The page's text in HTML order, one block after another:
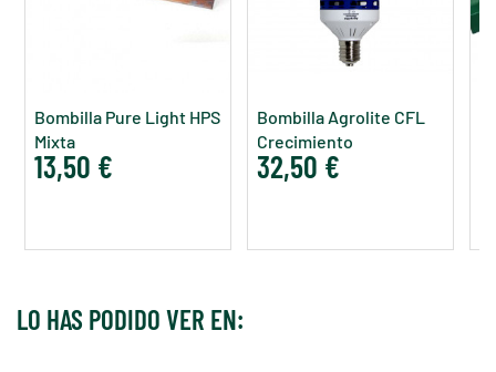
Bombilla Pure Light HPS
Mixta
13,50 €
Bombilla Agrolite CFL
Crecimiento
32,50 €
LO HAS PODIDO VER EN: